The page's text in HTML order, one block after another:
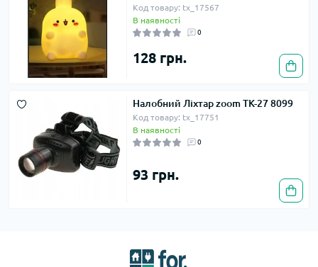
Код товару: tx_17567
В наявності
0
128 грн.
Налобний Ліхтар zoom TK-27 8099
Код товару: tx_17751
В наявності
0
93 грн.